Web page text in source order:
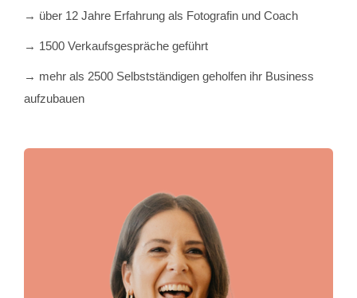
→ über 12 Jahre Erfahrung als Fotografin und Coach
→ 1500 Verkaufsgespräche geführt
→ mehr als 2500 Selbstständigen geholfen ihr Business
aufzubauen